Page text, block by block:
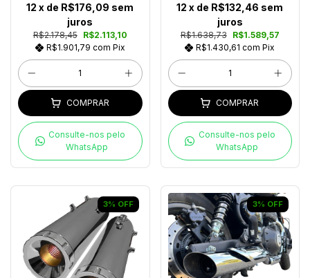
R$2.178,45
R$2.113,10
R$1.901,79 com Pix
12 x de R$176,09 sem
juros
COMPRAR
Consulte-nos pelo
WhatsApp
R$1.638,73
R$1.589,57
R$1.430,61com Pix
12 x de R$132,46 sem
juros
COMPRAR
Consulte-nos pelo
WhatsApp
3% OFF 3% OFF